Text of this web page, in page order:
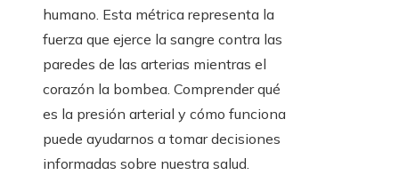
humano. Esta métrica representa la
fuerza que ejerce la sangre contra las
paredes de las arterias mientras el
corazón la bombea. Comprender qué
es la presión arterial y cómo funciona
puede ayudarnos a tomar decisiones
informadas sobre nuestra salud.